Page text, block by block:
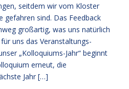
seitdem wir vom Kloster
gefahren sind. Das Feedback
großartig, was uns natürlich
uns das Veranstaltungs-
„Kolloquiums-Jahr“ beginnt
erneut, die
Jahr […]